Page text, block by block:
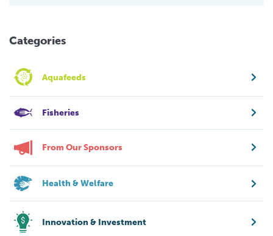
Categories
Aquafeeds
Fisheries
From Our Sponsors
Health & Welfare
Innovation & Investment